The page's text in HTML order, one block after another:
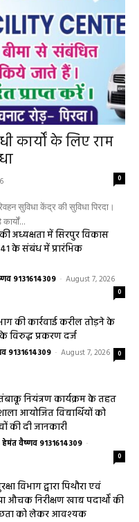
कार्यों के लिए राम
0
सुविधा केंद्र की सुविधा पिरदा।
अध्यक्षता में सिरपुर विकास
के संबंध में प्रारंभिक
9131614309 August 7, 2026
0
की कार्रवाई करील तोड़ने के
विरुद्ध प्रकरण दर्ज
9131614309 August 7, 2026 0
तंबाकू नियंत्रण कार्यक्रम के तहत
आयोजित विद्यार्थियों को
की दी जानकारी
हेमंत वैष्णव 9131614309
0
विभाग द्वारा पिथौरा एवं
औचक निरीक्षण खाद्य पदार्थों की